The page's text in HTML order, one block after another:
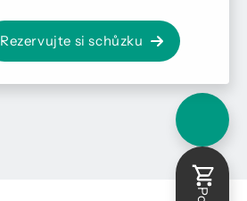
Rezervujte si schůzku